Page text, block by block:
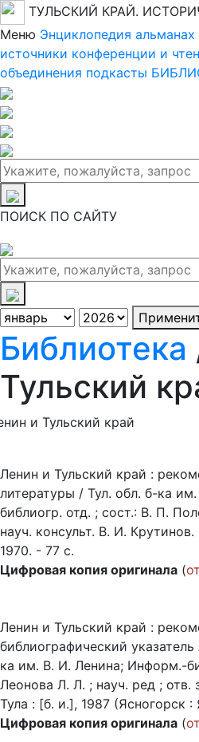
ТУЛЬСКИЙ КРАЙ.
Меню Энциклопедия альманах
источники конференции и
объединения подкасты
ПОИСК ПО САЙТУ
Библиотека
Тульский
и Тульский край
Ленин и Тульский край :
литературы / Тул. обл. б-ка
библиогр. отд. ; сост.: В. П.
науч. консульт. В. И.
1970. - 77 с.
Цифровая копия оригинала (
Ленин и Тульский край :
библиографический
ка им. В. И. Ленина; Информ.-
Леонова Л. Л. ; науч. ред ; отв.
Тула : [б. и.], 1987 (Ясногорск
Цифровая копия оригинала (